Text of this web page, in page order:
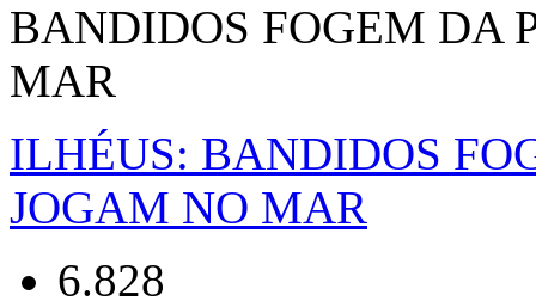
BANDIDOS FOGEM DA
MAR
ILHÉUS: BANDIDOS
JOGAM NO MAR
6.828